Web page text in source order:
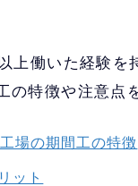
上働いた経験を
特徴や注意点
場の期間工の特徴
ット